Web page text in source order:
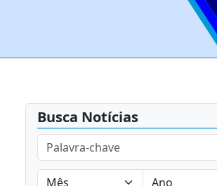
Busca Notícias